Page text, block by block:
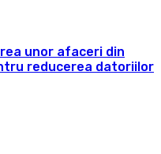
unor afaceri din
reducerea datoriilor